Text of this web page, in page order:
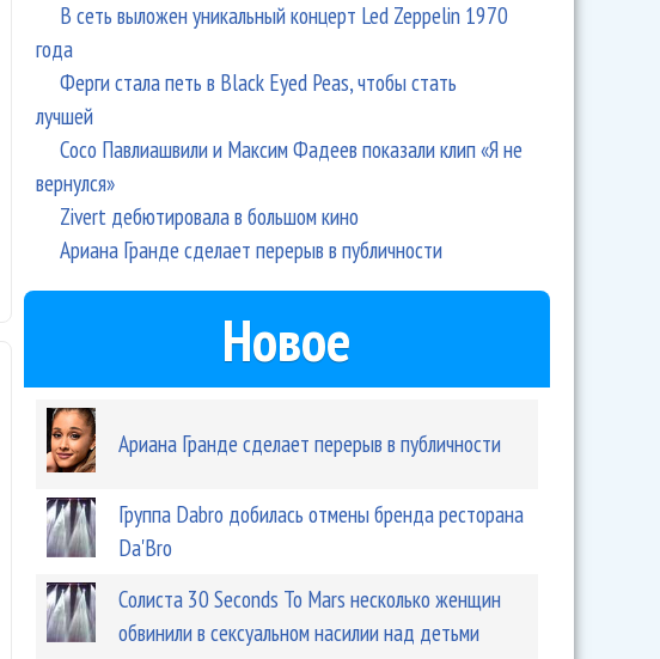
о Виктор Дробыш залез под стол, а Ирина Дубцова расплакалась и
о Анна Асти отсудила 400 тысяч у Стаса Ярушина
В сеть выложен уникальный концерт Led Zeppelin 1970
года
Ферги стала петь в Black Eyed Peas, чтобы стать
лучшей
Сосо Павлиашвили и Максим Фадеев показали клип «Я не
вернулся»
Zivert дебютировала в большом кино
Ариана Гранде сделает перерыв в публичности
Новое
Ариана Гранде сделает перерыв в публичности
Группа Dabro добилась отмены бренда ресторана
Da'Bro
Солиста 30 Seconds To Mars несколько женщин
обвинили в сексуальном насилии над детьми